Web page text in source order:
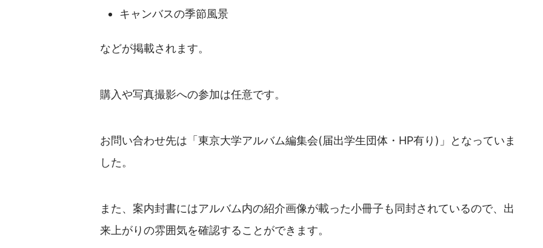
キャンバスの季節風景
などが掲載されます。
購入や写真撮影への参加は任意です。
お問い合わせ先は「東京大学アルバム編集会(届出学生団体・HP有り)」となっていま
した。
また、案内封書にはアルバム内の紹介画像が載った小冊子も同封されているので、出
来上がりの雰囲気を確認することができます。